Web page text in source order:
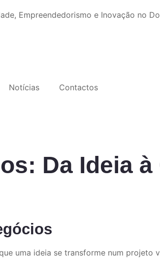
Empreendedorismo e Inovação no
Notícias Contactos
Da Ideia
uma ideia se transforme num projeto